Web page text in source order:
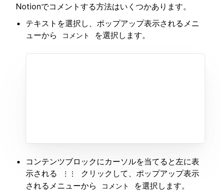
Notionでコメントする方法はいくつかあります。
テキストを選択し、ポップアップ表示されるメニ
ューから
コメント を選択します。
コンテンツブロックにカーソルを当てると左に表
示される
⋮⋮
クリックして、ポップアップ表示
されるメニューから
コメント を選択します。